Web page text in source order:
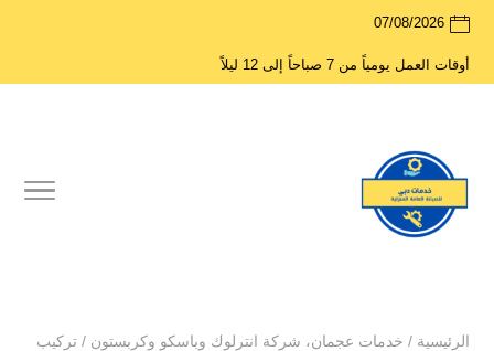
07/08/2026
أوقات العمل يومياً من 7 صباحاً إلى 12 ليلاً
الرئيسية / خدمات عجمان، شركة انترلوك وباسكو وكربستون / تركيب